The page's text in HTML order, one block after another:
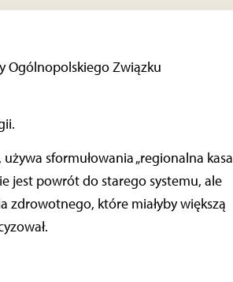
Ogólnopolskiego Związku
sformułowania „regionalna kasa
jest powrót do starego systemu, ale
zdrowotnego, które miałyby większą